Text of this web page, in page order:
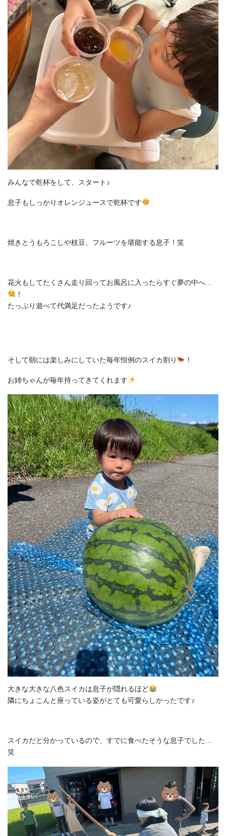
みんなで乾杯をして、スタート♪
息子もしっかりオレンジュースで乾杯です
焼きとうもろこしや枝豆、フルーツを堪能する息子！笑
花火もしてたくさん走り回ってお風呂に入ったらすぐ夢の中へ…
！
たっぷり遊べて代満足だったようです♪
そして朝には楽しみにしていた毎年恒例のスイカ割り ！
お姉ちゃんが毎年持ってきてくれます
大きな大きな八色スイカは息子が隠れるほど
隣にちょこんと座っている姿がとても可愛らしかったです♪
スイカだと分かっているので、すでに食べたそうな息子でした…
笑